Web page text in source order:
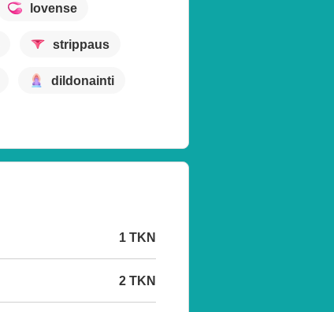
lovense
strippaus
dildonainti
1 TKN
2 TKN